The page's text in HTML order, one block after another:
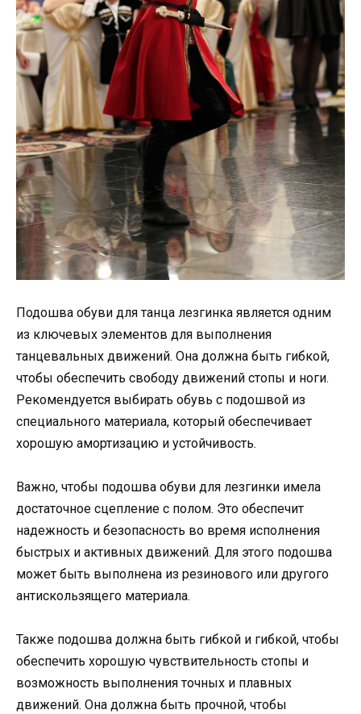
Подошва обуви для танца лезгинка является одним
из ключевых элементов для выполнения
танцевальных движений. Она должна быть гибкой,
чтобы обеспечить свободу движений стопы и ноги.
Рекомендуется выбирать обувь с подошвой из
специального материала, который обеспечивает
хорошую амортизацию и устойчивость.
Важно, чтобы подошва обуви для лезгинки имела
достаточное сцепление с полом. Это обеспечит
надежность и безопасность во время исполнения
быстрых и активных движений. Для этого подошва
может быть выполнена из резинового или другого
антискользящего материала.
Также подошва должна быть гибкой и гибкой, чтобы
обеспечить хорошую чувствительность стопы и
возможность выполнения точных и плавных
движений. Она должна быть прочной, чтобы